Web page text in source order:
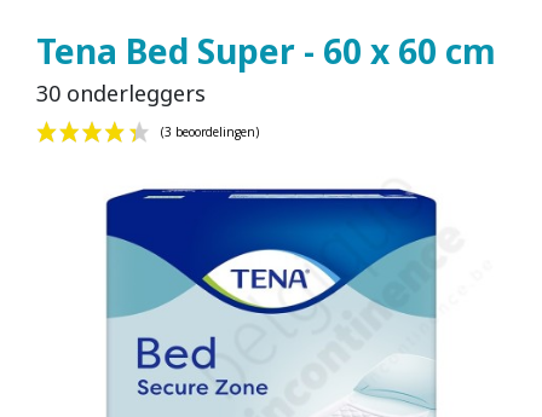
Tena Bed Super - 60 x 60 cm
30 onderleggers
(3 beoordelingen)